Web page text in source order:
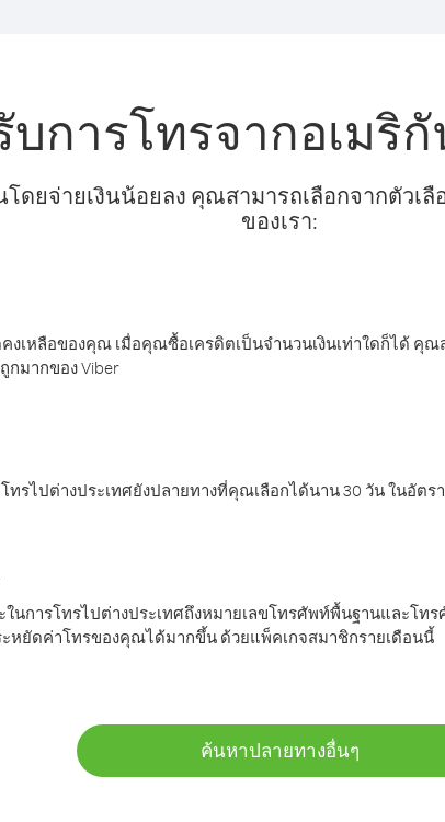
การโทรจากอเมริ
ดยจ่ายเงินน้อยลง คุณสามารถเลือกจากตัวเ
ของเรา:
คงเหลือของคุณ เมื่อคุณซื้อเครดิตเป็นจำนวนเงินเท่าใดก็ได้ คุ
กมากของ Viber
รไปต่างประเทศยังปลายทางที่คุณเลือกได้นาน 30 วัน ในอัตร
นการโทรไปต่างประเทศถึงหมายเลขโทรศัพท์พื้นฐานและโท
หยัดค่าโทรของคุณได้มากขึ้น ด้วยแพ็คเกจสมาชิกรายเดือนนี้
ค้นหาปลายทางอื่นๆ